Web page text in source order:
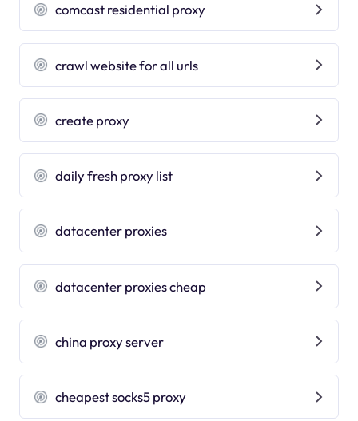
comcast residential proxy
crawl website for all urls
create proxy
daily fresh proxy list
datacenter proxies
datacenter proxies cheap
china proxy server
cheapest socks5 proxy